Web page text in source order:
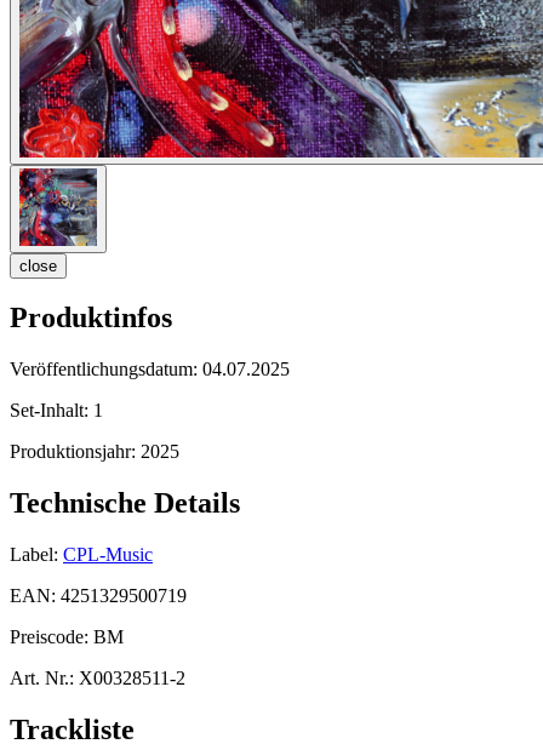
close
Produktinfos
Veröffentlichungsdatum: 04.07.2025
Set-Inhalt: 1
Produktionsjahr: 2025
Technische Details
Label: CPL-Music
EAN: 4251329500719
Preiscode: BM
Art. Nr.: X00328511-2
Trackliste